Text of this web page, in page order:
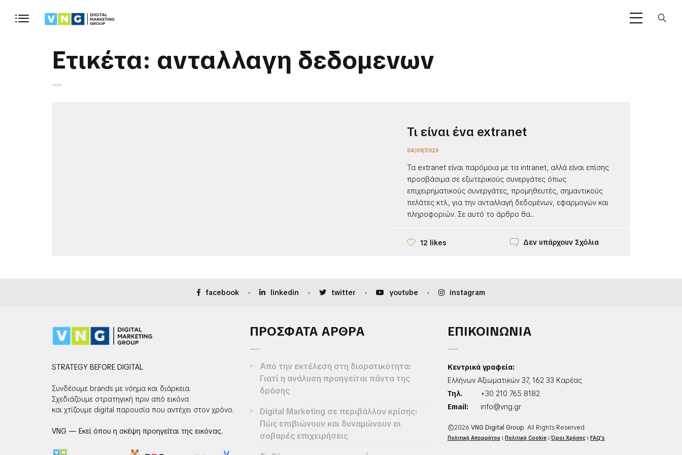
Ετικέτα: ανταλλαγη δεδομενων
Τι είναι ένα extranet
04/09/2023
Τα extranet είναι παρόμοια με τα intranet, αλλά είναι επίσης
προσβάσιμα σε εξωτερικούς συνεργάτες όπως
επιχειρηματικούς συνεργάτες, προμηθευτές, σημαντικούς
πελάτες κτλ., για την ανταλλαγή δεδομένων, εφαρμογών και
πληροφοριών. Σε αυτό το άρθρο θα...
12 likes Δεν υπάρχουν Σχόλια
facebook linkedin twitter youtube instagram
STRATEGY BEFORE DIGITAL
Συνδέουμε brands με νόημα και διάρκεια.
Σχεδιάζουμε στρατηγική πριν από εικόνα
και χτίζουμε digital παρουσία που αντέχει στον χρόνο.
VNG — Εκεί όπου η σκέψη προηγείται της εικόνας.
ΠΡΟΣΦΑΤΑ ΑΡΘΡΑ
Από την εκτέλεση στη διορατικότητα:
Γιατί η ανάλυση προηγείται πάντα της
δράσης
Digital Marketing σε περιβάλλον κρίσης:
Πώς επιβιώνουν και δυναμώνουν οι
σοβαρές επιχειρήσεις
ΕΠΙΚΟΙΝΩΝΙΑ
Κεντρικά γραφεία:
Ελλήνων Αξιωματικών 37, 162 33 Καρέας
Τηλ.
+30 210 765 8182
Email:
info@vng.gr
©2026 VNG Digital Group. All Rights Reserved
Πολιτική Απορρήτου | Πολιτική Cookie|Όροι Χρήσης| FAQ's